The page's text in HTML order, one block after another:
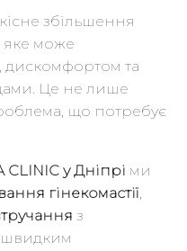
збільшення
яке може
дискомфортом та
Це не лише
що потребує
CLINIC у Дніпрі ми
гінекомастії,
з
швидким